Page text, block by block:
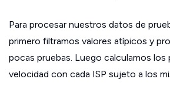
Para procesar nuestros datos de
primero filtramos valores atípicos y
pocas pruebas. Luego calculamos los
velocidad con cada ISP sujeto a los